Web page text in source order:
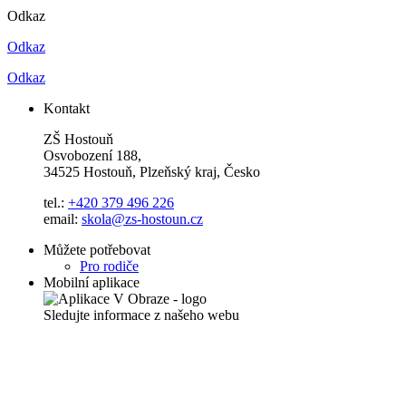
Odkaz
Odkaz
Odkaz
Kontakt
ZŠ Hostouň
Osvobození 188,
34525 Hostouň, Plzeňský kraj, Česko
tel.: +420 379 496 226
email: skola@zs-hostoun.cz
Můžete potřebovat
Pro rodiče
Mobilní aplikace
Sledujte informace z našeho webu